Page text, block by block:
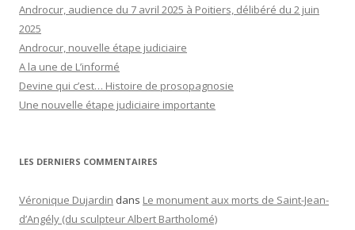
Androcur, audience du 7 avril 2025 à Poitiers, délibéré du 2 juin
2025
Androcur, nouvelle étape judiciaire
A la une de L’informé
Devine qui c’est… Histoire de prosopagnosie
Une nouvelle étape judiciaire importante
LES DERNIERS COMMENTAIRES
Véronique Dujardin dans Le monument aux morts de Saint-Jean-
d’Angély (du sculpteur Albert Bartholomé)